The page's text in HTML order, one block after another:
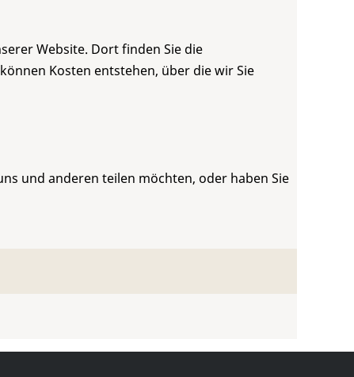
Website. Dort finden Sie die
Kosten entstehen, über die wir Sie
und anderen teilen möchten, oder haben Sie